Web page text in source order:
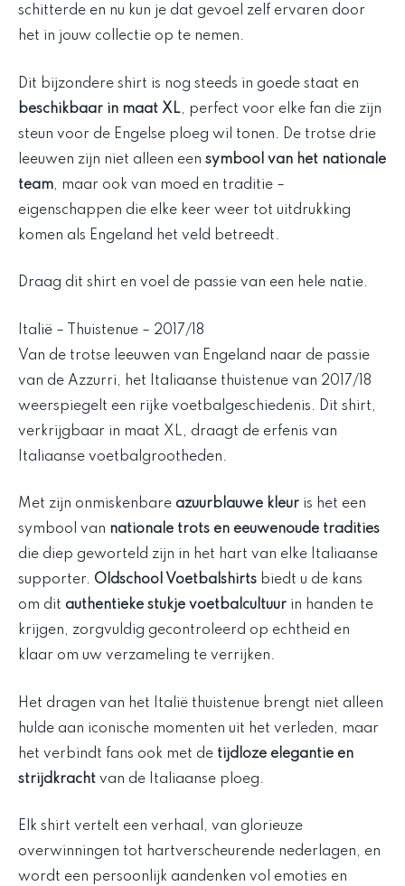
schitterde en nu kun je dat gevoel zelf ervaren door
het in jouw collectie op te nemen.
Dit bijzondere shirt is nog steeds in goede staat en
beschikbaar in maat XL, perfect voor elke fan die zijn
steun voor de Engelse ploeg wil tonen. De trotse drie
leeuwen zijn niet alleen een symbool van het nationale
team, maar ook van moed en traditie –
eigenschappen die elke keer weer tot uitdrukking
komen als Engeland het veld betreedt.
Draag dit shirt en voel de passie van een hele natie.
Italië – Thuistenue – 2017/18
Van de trotse leeuwen van Engeland naar de passie
van de Azzurri, het Italiaanse thuistenue van 2017/18
weerspiegelt een rijke voetbalgeschiedenis. Dit shirt,
verkrijgbaar in maat XL, draagt de erfenis van
Italiaanse voetbalgrootheden.
Met zijn onmiskenbare azuurblauwe kleur is het een
symbool van nationale trots en eeuwenoude tradities
die diep geworteld zijn in het hart van elke Italiaanse
supporter. Oldschool Voetbalshirts biedt u de kans
om dit authentieke stukje voetbalcultuur in handen te
krijgen, zorgvuldig gecontroleerd op echtheid en
klaar om uw verzameling te verrijken.
Het dragen van het Italië thuistenue brengt niet alleen
hulde aan iconische momenten uit het verleden, maar
het verbindt fans ook met de tijdloze elegantie en
strijdkracht van de Italiaanse ploeg.
Elk shirt vertelt een verhaal, van glorieuze
overwinningen tot hartverscheurende nederlagen, en
wordt een persoonlijk aandenken vol emoties en